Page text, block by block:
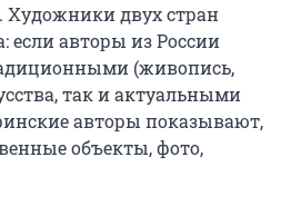
Художники двух стран
если авторы из России
(живопись,
так и актуальными
авторы показывают,
объекты, фото,